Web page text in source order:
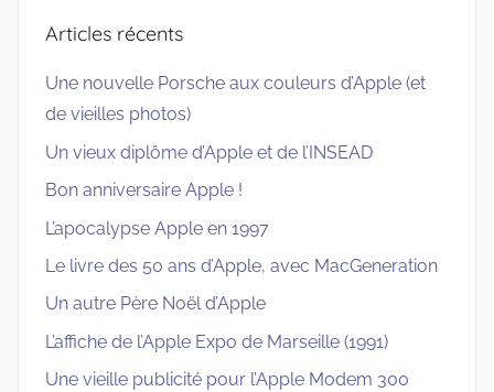
Articles récents
Une nouvelle Porsche aux couleurs d’Apple (et
de vieilles photos)
Un vieux diplôme d’Apple et de l’INSEAD
Bon anniversaire Apple !
L’apocalypse Apple en 1997
Le livre des 50 ans d’Apple, avec MacGeneration
Un autre Père Noël d’Apple
L’affiche de l’Apple Expo de Marseille (1991)
Une vieille publicité pour l’Apple Modem 300